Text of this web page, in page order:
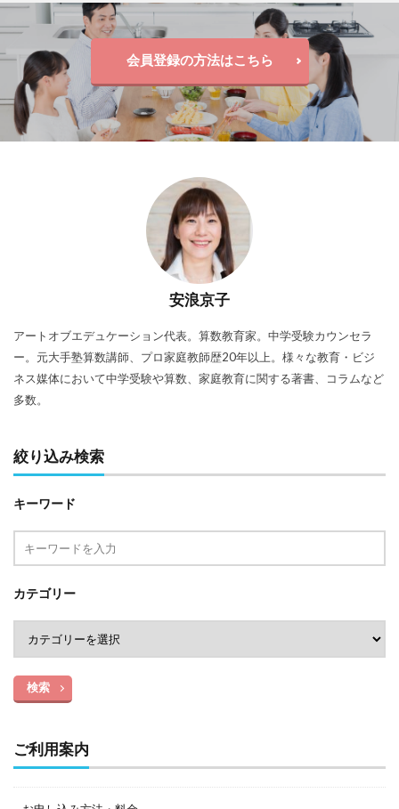
会員登録の方法はこちら
安浪京子
アートオブエデュケーション代表。算数教育家。中学受験カウンセラ
ー。元大手塾算数講師、プロ家庭教師歴20年以上。様々な教育・ビジ
ネス媒体において中学受験や算数、家庭教育に関する著書、コラムなど
多数。
絞り込み検索
キーワード
カテゴリー
検索
ご利用案内